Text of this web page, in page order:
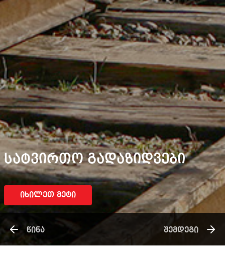
ᲡᲐᲢᲕᲘᲠᲗᲝ ᲒᲐᲓᲐᲖᲘᲓᲕᲔᲑᲘ
ᲘᲮᲘᲚᲔᲗ ᲛᲔᲢᲘ
ᲬᲘᲜᲐ ᲨᲔᲛᲓᲔᲒᲘ